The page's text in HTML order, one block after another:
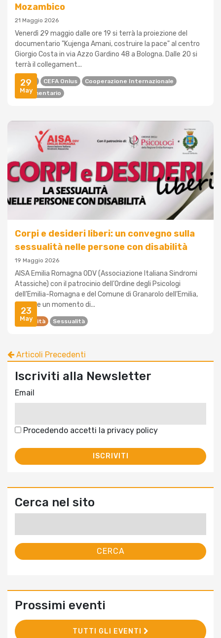
29
May
Mozambico
21 Maggio 2026
Venerdì 29 maggio dalle ore 19 si terrà la proiezione del
documentario "Kujenga Amani, costruire la pace" al centro
Giorgio Costa in via Azzo Gardino 48 a Bologna. Dalle 20 si
terrà il collegament...
Africa CEFA Onlus
Cooperazione Internazionale
Documentario
23
May
Corpi e desideri liberi: un convegno sulla
sessualità nelle persone con disabilità
19 Maggio 2026
AISA Emilia Romagna ODV (Associazione Italiana Sindromi
Atassiche) con il patrocinio dell’Ordine degli Psicologi
dell’Emilia-Romagna e del Comune di Granarolo dell’Emilia,
propone un momento di...
Disabilità Sessualità
Articoli Precedenti
Iscriviti alla Newsletter
Email
Procedendo accetti la privacy policy
Cerca nel sito
Prossimi eventi
TUTTI GLI EVENTI